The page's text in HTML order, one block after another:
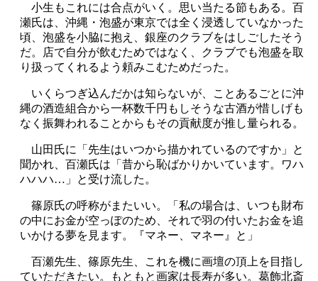
小生もこれには合点がいく。思い当たる節もある。百
瀬氏は、沖縄・泡盛が東京では全く浸透していなかった
頃、泡盛を小脇に抱え、銀座のクラブをはしごしたそう
だ。店で自分が飲むためではなく、クラブでも泡盛を取
り扱ってくれるよう頼みこむためだった。
いくらつぎ込んだかは知らないが、ことあるごとに沖
縄の酒造組合から一杯数千円もしそうな古酒が惜しげも
なく振舞われることからもその貢献度が推し量られる。
山田氏に「先生はいつから描かれているのですか」と
聞かれ、百瀬氏は「昔から恥ばかりかいています。ワハ
ハハハ…」と受け流した。
篠原氏の呼称がまたいい。「私の場合は、いつも財布
の中にお金が空っぽのため、それで羽の付いたお金を追
いかける夢を見ます。『マネー、マネー』と」
百瀬先生、篠原先生、これを機に画壇の頂上を目指し
ていただきたい。もともと画家は長寿が多い。葛飾北斎